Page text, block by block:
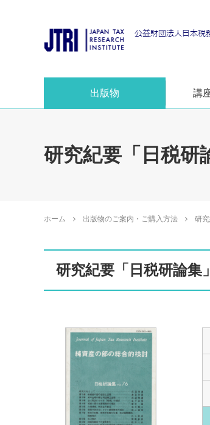
出版物 講
研究紀要「日税研
ホーム 出版物のご案内・ご購入方法 研
研究紀要「日税研論集